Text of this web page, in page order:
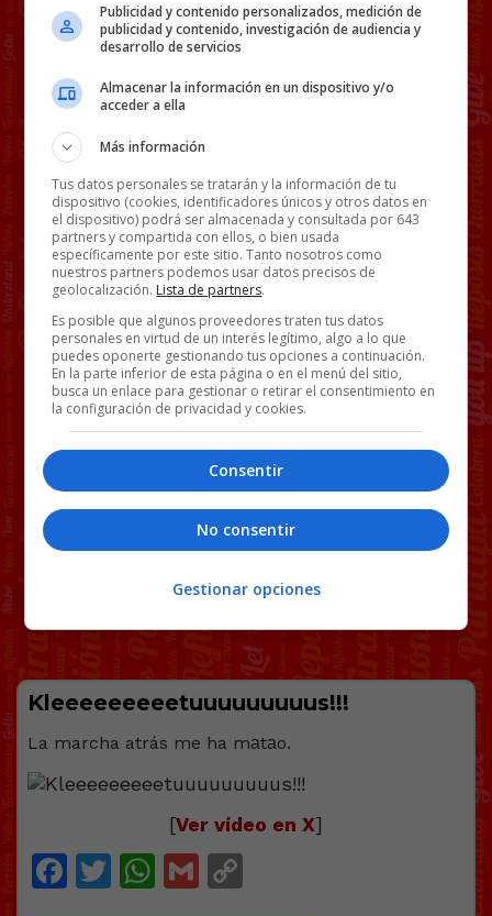
Kleeeeeeeeetuuuuuuuuus!!!
La marcha atrás me ha mаtаo.
[Ver vídeo en X]
Facebook
Twitter
WhatsApp
Gmail
Publicidad y contenido personalizados, medición de
publicidad y contenido, investigación de audiencia y
desarrollo de servicios
Almacenar la información en un dispositivo y/o
acceder a ella
Más información
Tus datos personales se tratarán y la información de tu
dispositivo (cookies, identificadores únicos y otros datos en
el dispositivo) podrá ser almacenada y consultada por 643
partners y compartida con ellos, o bien usada
específicamente por este sitio. Tanto nosotros como
nuestros partners podemos usar datos precisos de
geolocalización. Lista de partners.
Es posible que algunos proveedores traten tus datos
personales en virtud de un interés legítimo, algo a lo que
puedes oponerte gestionando tus opciones a continuación.
En la parte inferior de esta página o en el menú del sitio,
busca un enlace para gestionar o retirar el consentimiento en
la configuración de privacidad y cookies.
Consentir
No consentir
Gestionar opciones